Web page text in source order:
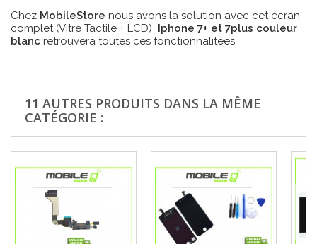
Chez MobileStore nous avons la solution avec cet écran
complet (Vitre Tactile + LCD) Iphone 7+ et 7plus couleur
blanc retrouvera toutes ces fonctionnalitées
11 AUTRES PRODUITS DANS LA MÊME
CATÉGORIE :